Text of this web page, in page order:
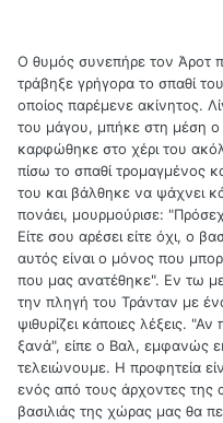
Ο θυμός συνεπήρε τον Άροτ
τράβηξε γρήγορα το σπαθί
οποίος παρέμενε ακίνητος.
του μάγου, μπήκε στη μέση
καρφώθηκε στο χέρι του
πίσω το σπαθί τρομαγμένος
του και βάλθηκε να ψάχνει
πονάει, μουρμούρισε:
Είτε σου αρέσει είτε όχι, ο
αυτός είναι ο μόνος που
που μας ανατέθηκε". Εν τω
την πληγή του Τράνταν με
ψιθυρίζει κάποιες λέξεις. "Αν
ξανά", είπε ο Βαλ, εμφανώς
τελειώνουμε. Η προφητεία
ενός από τους άρχοντες
βασιλιάς της χώρας μας θα